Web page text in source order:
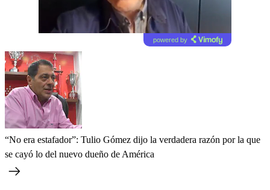
powered by
“No era estafador”: Tulio Gómez dijo la verdadera razón por la que
se cayó lo del nuevo dueño de América